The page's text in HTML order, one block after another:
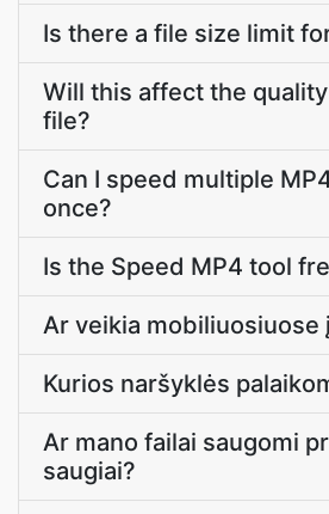
Is there a file size limit
Will this affect the
file?
Can I speed multiple
once?
Is the Speed MP4 tool
Ar veikia mobiliuosiuose
Kurios naršyklės
Ar mano failai saugomi
saugiai?